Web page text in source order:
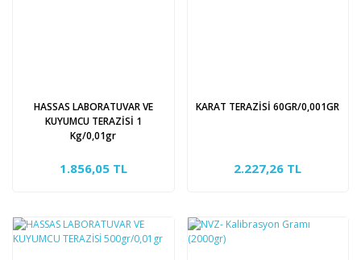
HASSAS LABORATUVAR VE
KUYUMCU TERAZİSİ 1
Kg/0,01gr
1.856,05 TL
KARAT TERAZİSİ 60GR/0,001GR
2.227,26 TL